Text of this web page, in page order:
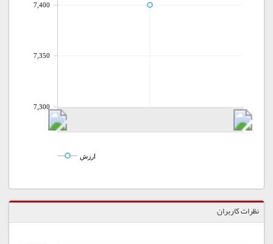
7,300
7,350
7,400
ارزش
نظرات کاربران